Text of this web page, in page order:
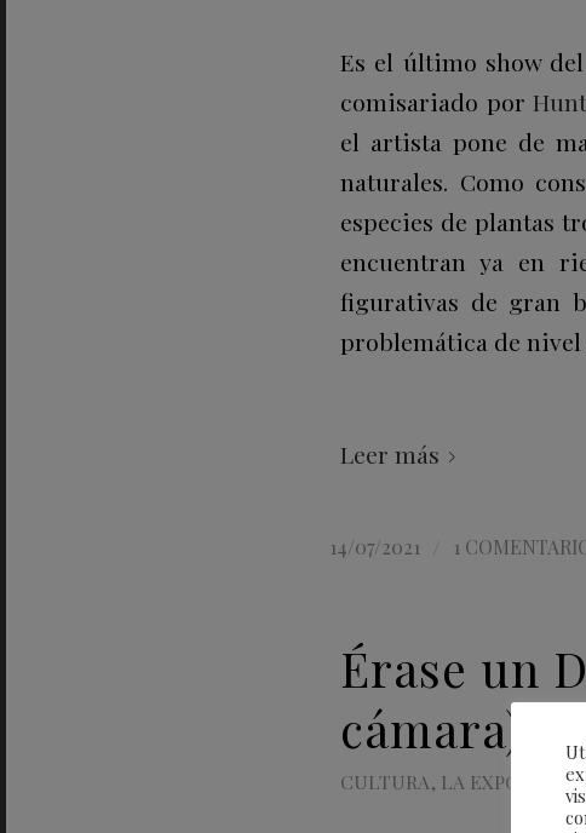
Es el último show del
comisariado por
el artista pone de
naturales. Como
especies de plantas
encuentran ya en
figurativas de gran
problemática de
Leer más
14/07/2021 1
Érase un
cámara)
CULTURA, LA EXPOSICIÓN